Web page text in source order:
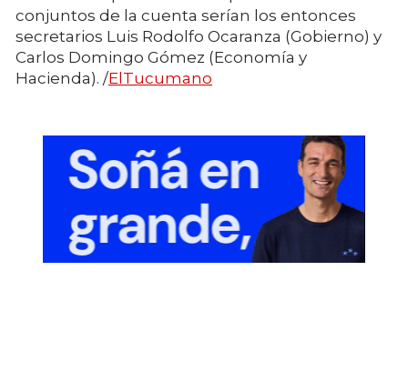
conjuntos de la cuenta serían los entonces
secretarios Luis Rodolfo Ocaranza (Gobierno) y
Carlos Domingo Gómez (Economía y
Hacienda). /ElTucumano